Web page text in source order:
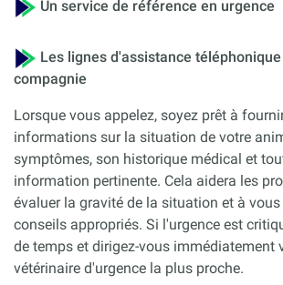
Un service de référence en urgence
Les lignes d'assistance
compagnie
Lorsque vous appelez, soyez prêt à
informations sur la situation de votre
symptômes, son historique médical et
information pertinente. Cela aidera les
évaluer la gravité de la situation et à
conseils appropriés. Si l'urgence est
de temps et dirigez-vous immédiatement
vétérinaire d'urgence la plus proche.